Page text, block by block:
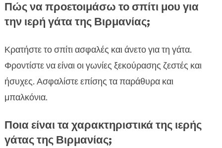
Πώς να προετοιμάσω το σπίτι μου για
την ιερή γάτα της Βιρμανίας;
Κρατήστε το σπίτι ασφαλές και άνετο για τη γάτα.
Φροντίστε να είναι οι γωνίες ξεκούρασης ζεστές και
ήσυχες. Ασφαλίστε επίσης τα παράθυρα και
μπαλκόνια.
Ποια είναι τα χαρακτηριστικά της ιερής
γάτας της Βιρμανίας;